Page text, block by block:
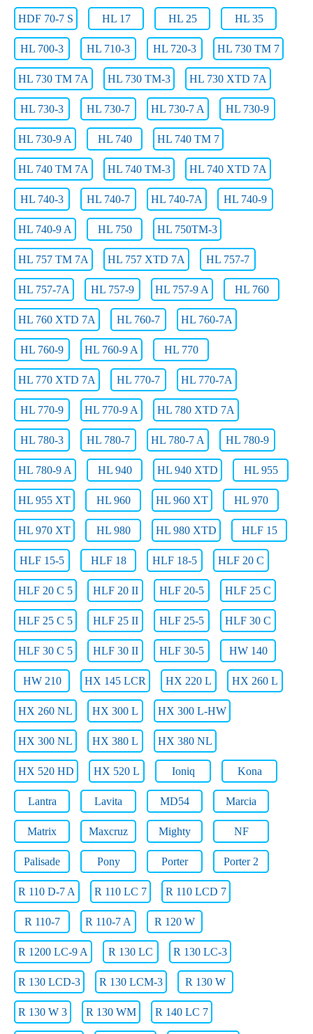
HDF 70-7 S HL 17 HL 25 HL 35
HL 700-3 HL 710-3 HL 720-3 HL 730 TM 7
HL 730 TM 7A HL 730 TM-3 HL 730 XTD 7A
HL 730-3 HL 730-7 HL 730-7 A HL 730-9
HL 730-9 A HL 740 HL 740 TM 7
HL 740 TM 7A HL 740 TM-3 HL 740 XTD 7A
HL 740-3 HL 740-7 HL 740-7A HL 740-9
HL 740-9 A HL 750 HL 750TM-3
HL 757 TM 7A HL 757 XTD 7A HL 757-7
HL 757-7A HL 757-9 HL 757-9 A HL 760
HL 760 XTD 7A HL 760-7 HL 760-7A
HL 760-9 HL 760-9 A HL 770
HL 770 XTD 7A HL 770-7 HL 770-7A
HL 770-9 HL 770-9 A HL 780 XTD 7A
HL 780-3 HL 780-7 HL 780-7 A HL 780-9
HL 780-9 A HL 940 HL 940 XTD HL 955
HL 955 XT HL 960 HL 960 XT HL 970
HL 970 XT HL 980 HL 980 XTD HLF 15
HLF 15-5 HLF 18 HLF 18-5 HLF 20 C
HLF 20 C 5 HLF 20 II HLF 20-5 HLF 25 C
HLF 25 C 5 HLF 25 II HLF 25-5 HLF 30 C
HLF 30 C 5 HLF 30 II HLF 30-5 HW 140
HW 210 HX 145 LCR HX 220 L HX 260 L
HX 260 NL HX 300 L HX 300 L-HW
HX 300 NL HX 380 L HX 380 NL
HX 520 HD HX 520 L Ioniq Kona
Lantra Lavita MD54 Marcia
Matrix Maxcruz Mighty NF
Palisade Pony Porter Porter 2
R 110 D-7 A R 110 LC 7 R 110 LCD 7
R 110-7 R 110-7 A R 120 W
R 1200 LC-9 A R 130 LC R 130 LC-3
R 130 LCD-3 R 130 LCM-3 R 130 W
R 130 W 3 R 130 WM R 140 LC 7